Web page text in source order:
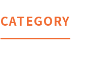
CATEGORY